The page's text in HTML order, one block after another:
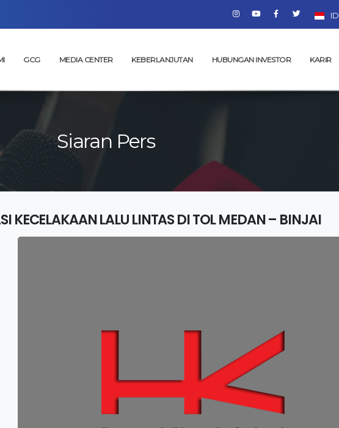
ID
GCG MEDIA CENTER KEBERLANJUTAN HUBUNGAN INVESTOR KARIR
Siaran Pers
KECELAKAAN LALU LINTAS DI TOL MEDAN – BINJAI